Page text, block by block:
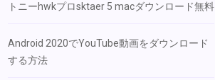
トニーhwkプロsktaer 5 macダウンロード無料
Android 2020でYouTube動画をダウンロード
する方法